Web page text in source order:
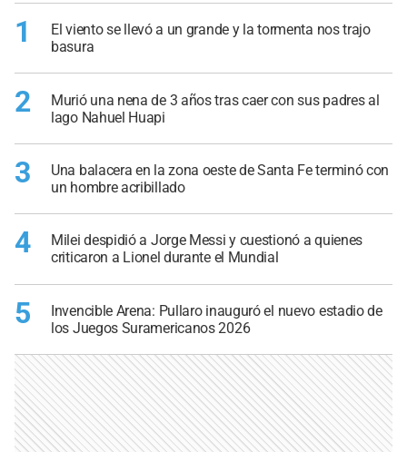
1
El viento se llevó a un grande y la tormenta nos trajo
basura
2
Murió una nena de 3 años tras caer con sus padres al
lago Nahuel Huapi
3
Una balacera en la zona oeste de Santa Fe terminó con
un hombre acribillado
4
Milei despidió a Jorge Messi y cuestionó a quienes
criticaron a Lionel durante el Mundial
5
Invencible Arena: Pullaro inauguró el nuevo estadio de
los Juegos Suramericanos 2026